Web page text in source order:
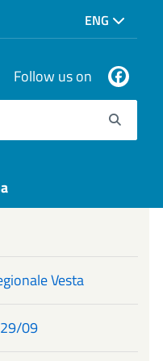
ENG
Follow us on
Vesta
09